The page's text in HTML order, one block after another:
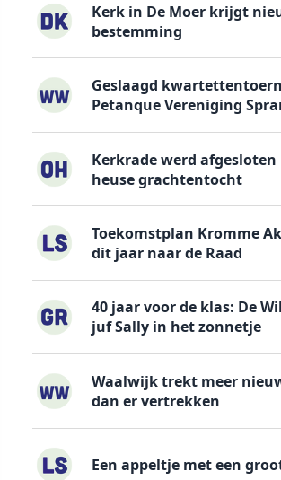
Kerk in De Moer krijgt
bestemming
Geslaagd
Petanque Vereniging
Kerkrade werd afgesloten
heuse grachtentocht
Toekomstplan Kromme
dit jaar naar de Raad
40 jaar voor de klas: De
juf Sally in het zonnetje
Waalwijk trekt meer
dan er vertrekken
Een appeltje met een